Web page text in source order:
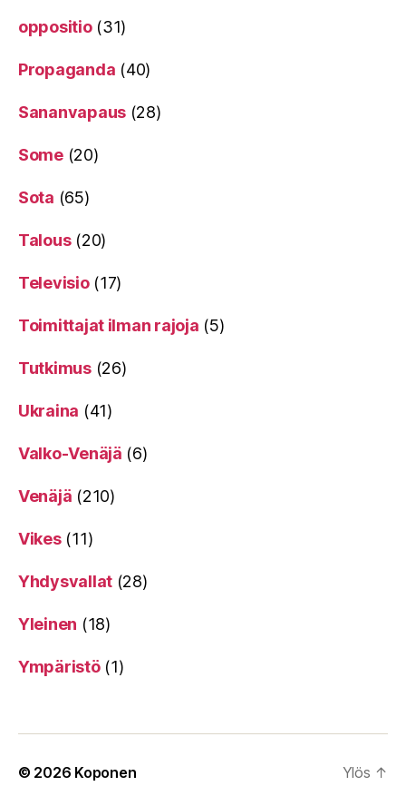
oppositio(31)
Propaganda (40)
Sananvapaus (28)
Some(20)
Sota (65)
Talous(20)
Televisio(17)
Toimittajat ilman rajoja (5)
Tutkimus(26)
Ukraina (41)
Valko-Venäjä (6)
Venäjä (210)
Vikes(11)
Yhdysvallat (28)
Yleinen (18)
Ympäristö(1)
© 2026 Koponen Ylös ↑